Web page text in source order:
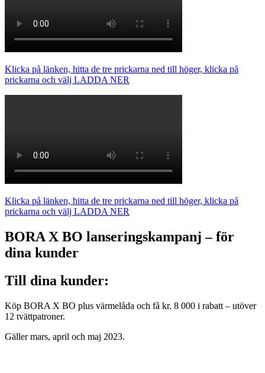
Klicka på länken, hitta de tre prickarna ned till höger, klicka på
prickarna och välj LADDA NER
Klicka på länken, hitta de tre prickarna ned till höger, klicka på
prickarna och välj LADDA NER
BORA X BO lanseringskampanj – för
dina kunder
Till dina kunder:
Köp BORA X BO plus värmelåda och få kr. 8 000 i rabatt – utöver
12 tvättpatroner.
Gäller mars, april och maj 2023.